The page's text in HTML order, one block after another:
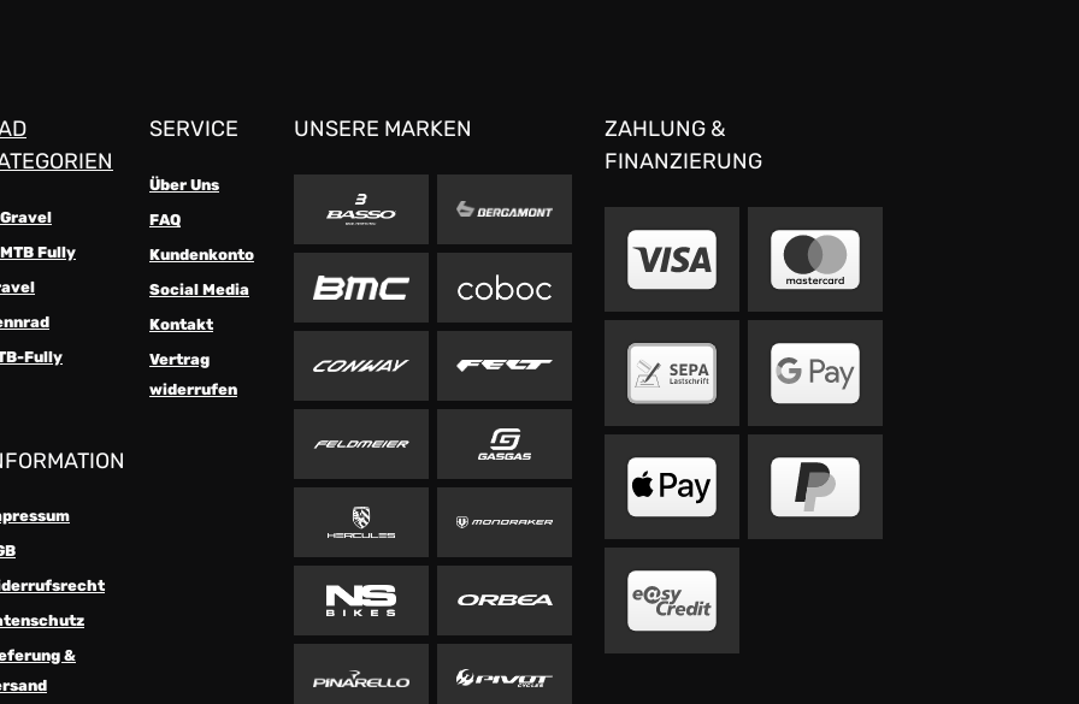
Fully
Fully
SERVICE
Über Uns
FAQ
Kundenkonto
Social Media
Kontakt
Vertrag
widerrufen
&
UNSERE MARKEN
ZAHLUNG &
FINANZIERUNG